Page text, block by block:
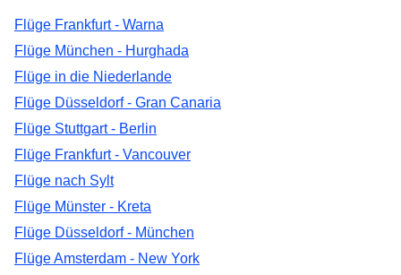
Flüge Frankfurt - Warna
Flüge München - Hurghada
Flüge in die Niederlande
Flüge Düsseldorf - Gran Canaria
Flüge Stuttgart - Berlin
Flüge Frankfurt - Vancouver
Flüge nach Sylt
Flüge Münster - Kreta
Flüge Düsseldorf - München
Flüge Amsterdam - New York